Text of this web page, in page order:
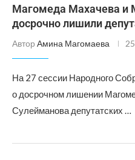
Магомеда Махачева и
досрочно лишили
Автор Амина Магомаева
На 27 сессии Народного
о досрочном лишении
Сулейманова депутатских …